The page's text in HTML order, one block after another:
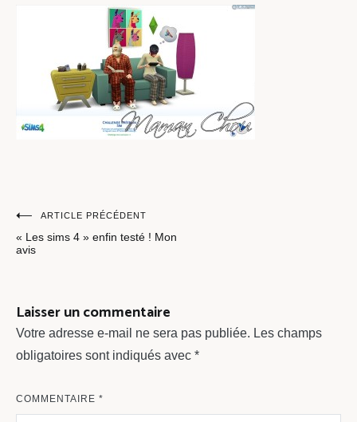
Navigation
de
ARTICLE PRÉCÉDENT
« Les sims 4 » enfin testé ! Mon
avis
Laisser un commentaire
Votre adresse e-mail ne sera pas publiée. Les champs
obligatoires sont indiqués avec *
COMMENTAIRE *